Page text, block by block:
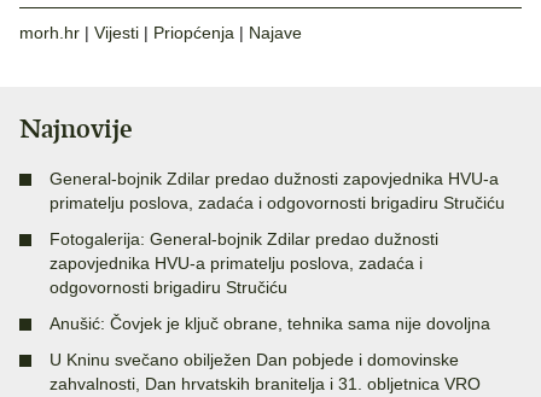
morh.hr | Vijesti | Priopćenja | Najave
Najnovije
General-bojnik Zdilar predao dužnosti zapovjednika HVU-a
primatelju poslova, zadaća i odgovornosti brigadiru Stručiću
Fotogalerija: General-bojnik Zdilar predao dužnosti
zapovjednika HVU-a primatelju poslova, zadaća i
odgovornosti brigadiru Stručiću
Anušić: Čovjek je ključ obrane, tehnika sama nije dovoljna
U Kninu svečano obilježen Dan pobjede i domovinske
zahvalnosti, Dan hrvatskih branitelja i 31. obljetnica VRO